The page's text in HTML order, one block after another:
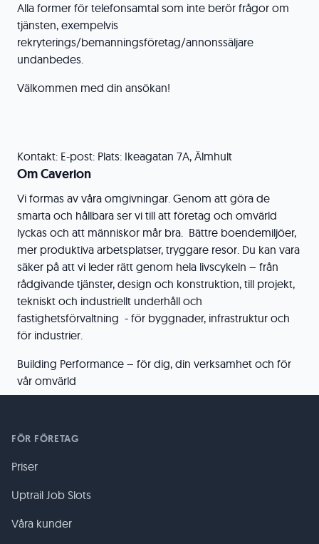
Alla former för telefonsamtal som inte berör frågor om
tjänsten, exempelvis
rekryterings/bemanningsföretag/annonssäljare
undanbedes.
Välkommen med din ansökan!
Kontakt: E-post: Plats: Ikeagatan 7A, Älmhult
Om Caverion
Vi formas av våra omgivningar. Genom att göra de
smarta och hållbara ser vi till att företag och omvärld
lyckas och att människor mår bra. Bättre boendemiljöer,
mer produktiva arbetsplatser, tryggare resor. Du kan vara
säker på att vi leder rätt genom hela livscykeln – från
rådgivande tjänster, design och konstruktion, till projekt,
tekniskt och industriellt underhåll och
fastighetsförvaltning - för byggnader, infrastruktur och
för industrier.
Building Performance – för dig, din verksamhet och för
vår omvärld
FÖR FÖRETAG
Priser
Uptrail Job Slots
Våra kunder